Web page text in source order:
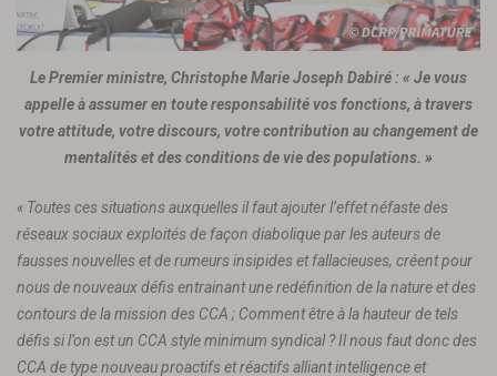
Le Premier ministre, Christophe Marie Joseph Dabiré : « Je vous
appelle à assumer en toute responsabilité vos fonctions, à travers
votre attitude, votre discours, votre contribution au changement de
mentalités et des conditions de vie des populations. »
« Toutes ces situations auxquelles il faut ajouter l’effet néfaste des
réseaux sociaux exploités de façon diabolique par les auteurs de
fausses nouvelles et de rumeurs insipides et fallacieuses, créent pour
nous de nouveaux défis entrainant une redéfinition de la nature et des
contours de la mission des CCA ; Comment être à la hauteur de tels
défis si l’on est un CCA style minimum syndical ? Il nous faut donc des
CCA de type nouveau proactifs et réactifs alliant intelligence et